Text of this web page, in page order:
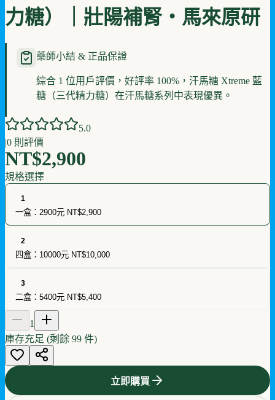
力糖）｜壯陽補腎・馬來原研
藥師小結 & 正品保證
綜合 1 位用戶評價，好評率 100%，汗馬糖 Xtreme 藍
糖（三代精力糖）在汗馬糖系列中表現優異。
5.0
|0 則評價
NT$2,900
規格選擇
1
一盒：2900元 NT$2,900
2
四盒：10000元 NT$10,000
3
二盒：5400元 NT$5,400
1
庫存充足 (剩餘 99 件)
立即購買